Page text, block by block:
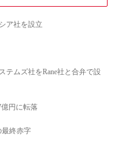
ア社を設立
テムズ社をRane社と合弁で設
円に転落
終赤字